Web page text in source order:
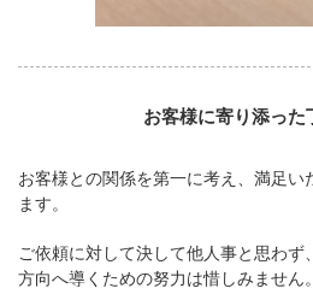
お客様に寄り添った
お客様との関係を第一に考え、満足い
ます。
ご依頼に対して決して他人事と思わ
方向へ導くための努力は惜しみません。